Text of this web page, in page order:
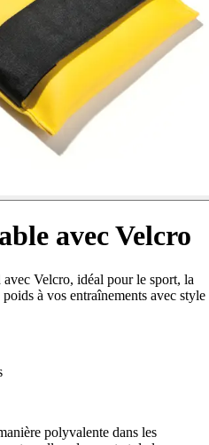
avec Velcro
Velcro, idéal pour le sport, la
à vos entraînements avec style
polyvalente dans les